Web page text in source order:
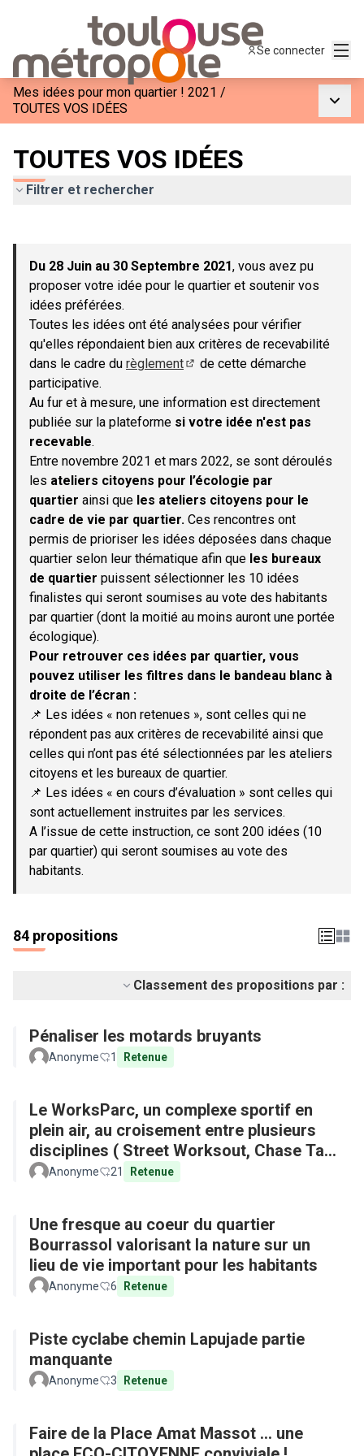
Se connecter
Mes idées pour mon quartier ! 2021 /
TOUTES VOS IDÉES
TOUTES VOS IDÉES
Filtrer et rechercher
−
Du 28 Juin au 30 Septembre 2021, vous avez pu
proposer votre idée pour le quartier et soutenir vos
idées préférées.
Toutes les idées ont été analysées pour vérifier
qu'elles répondaient bien aux critères de recevabilité
dans le cadre du règlement
de cette démarche
participative.
Au fur et à mesure, une information est directement
publiée sur la plateforme si votre idée n'est pas
recevable.
Entre novembre 2021 et mars 2022, se sont déroulés
les ateliers citoyens pour l’écologie par
quartier ainsi que les ateliers citoyens pour le
cadre de vie par quartier. Ces rencontres ont
permis de prioriser les idées déposées dans chaque
quartier selon leur thématique afin que les bureaux
de quartier puissent sélectionner les 10 idées
finalistes qui seront soumises au vote des habitants
par quartier (dont la moitié au moins auront une portée
écologique).
Pour retrouver ces idées par quartier, vous
pouvez utiliser les filtres dans le bandeau blanc à
droite de l’écran :
📌 Les idées « non retenues », sont celles qui ne
répondent pas aux critères de recevabilité ainsi que
celles qui n’ont pas été sélectionnées par les ateliers
citoyens et les bureaux de quartier.
📌 Les idées « en cours d’évaluation » sont celles qui
sont actuellement instruites par les services.
A l’issue de cette instruction, ce sont 200 idées (10
par quartier) qui seront soumises au vote des
habitants.
84 propositions
Classement des propositions par :
Pénaliser les motards bruyants
Anonyme 1 Retenue
Le WorksParc, un complexe sportif en
plein air, au croisement entre plusieurs
disciplines ( Street Worksout, Chase Tag,
Parkour)
Anonyme 21 Retenue
Une fresque au coeur du quartier
Bourrassol valorisant la nature sur un
lieu de vie important pour les habitants
Anonyme 6 Retenue
Piste cyclabe chemin Lapujade partie
manquante
Anonyme 3 Retenue
Faire de la Place Amat Massot ... une